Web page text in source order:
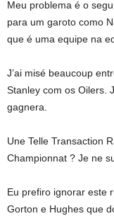
Meu problema é o
para um garoto como
que é uma equipe na
J’ai misé beaucoup
Stanley com os Oilers.
gagnera.
Une Telle Transaction
Championnat ? Je ne
Eu prefiro ignorar este
Gorton e Hughes que